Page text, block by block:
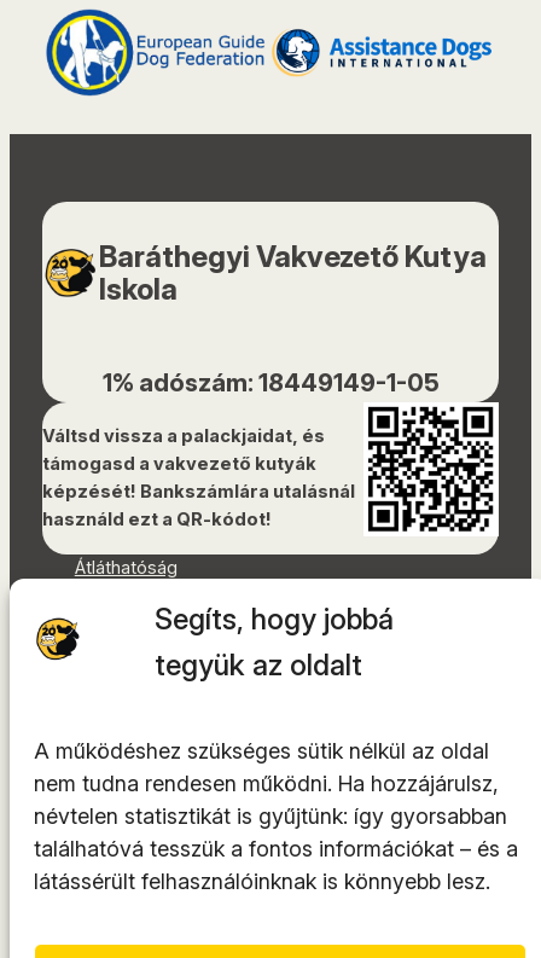
Segíts, hogy jobbá
tegyük az oldalt
A működéshez szükséges sütik nélkül az oldal
nem tudna rendesen működni. Ha hozzájárulsz,
névtelen statisztikát is gyűjtünk: így gyorsabban
találhatóvá tesszük a fontos információkat – és a
látássérült felhasználóinknak is könnyebb lesz.
Baráthegyi Vakvezető Kutya
Iskola
1% adószám: 18449149-1-05
Váltsd vissza a palackjaidat, és
támogasd a vakvezető kutyák
képzését! Bankszámlára utalásnál
használd ezt a QR-kódot!
Átláthatóság
Akadálymentességi nyilatkozat
Oldaltérkép
YouTube
LinkedIn
TikTok